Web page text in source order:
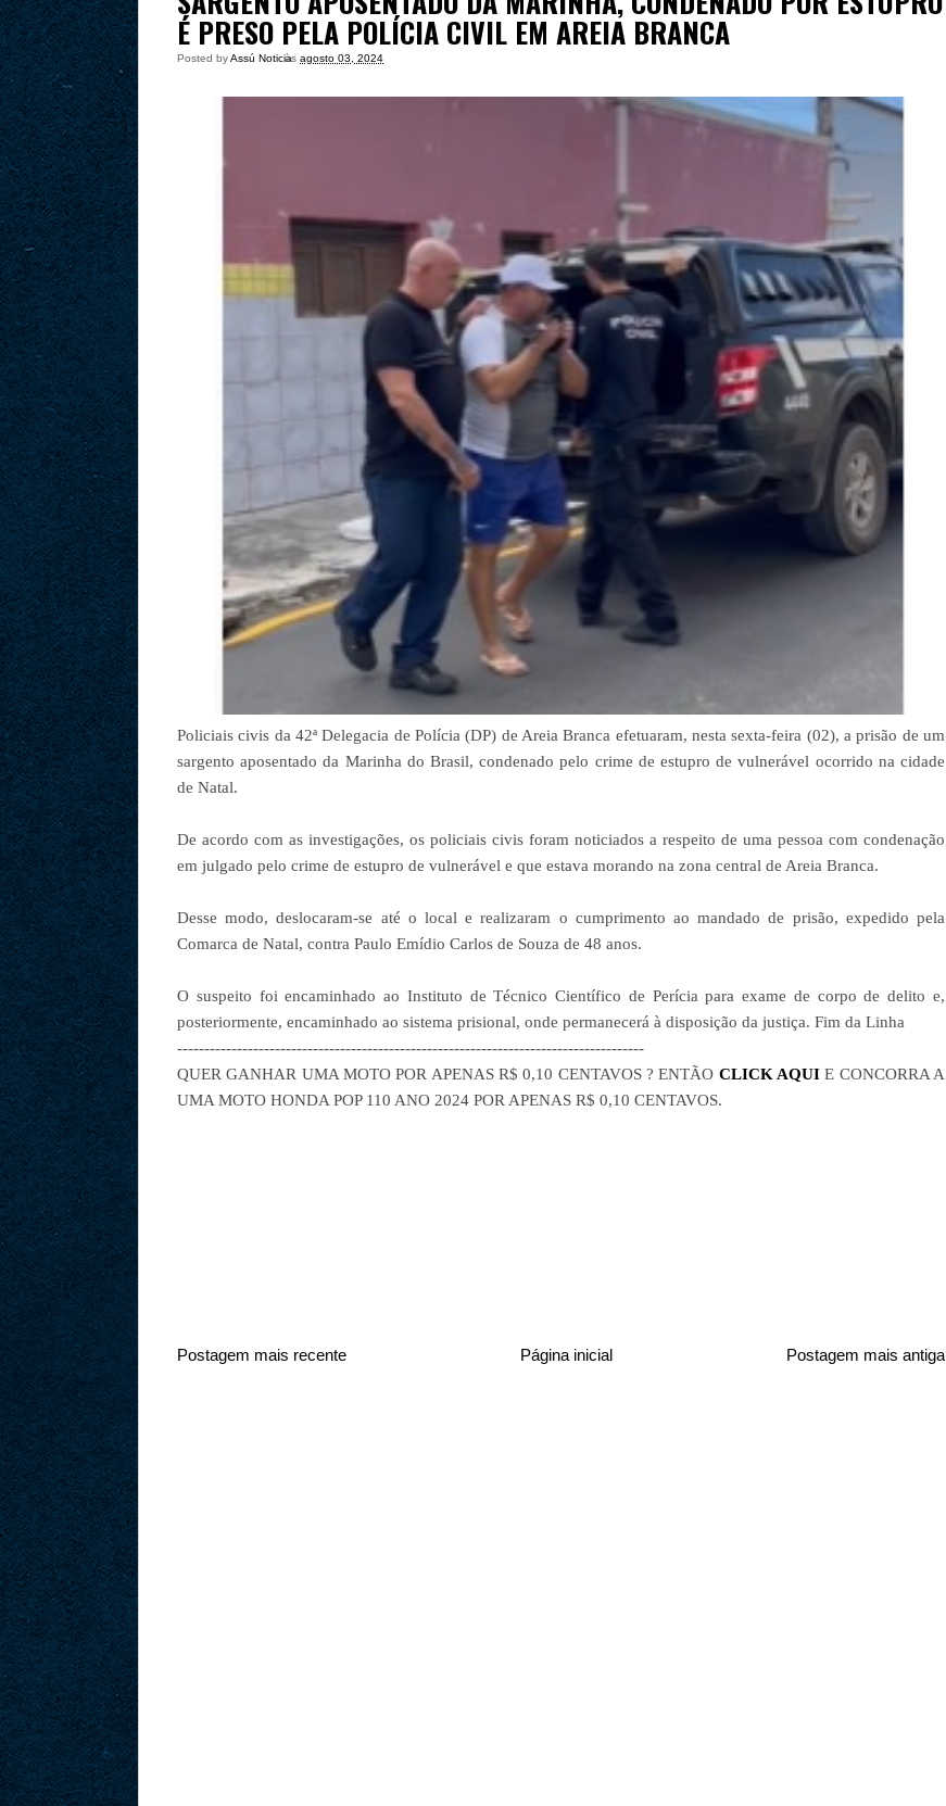
É PRESO PELA POLÍCIA CIVIL EM AREIA BRANCA
Posted byAssú Noticia
às agosto 03, 2024
Policiais civis da 42ª Delegacia de Polícia (DP) de Areia Branca efetuaram, nesta sexta-feira (02), a prisão de um
sargento aposentado da Marinha do Brasil, condenado pelo crime de estupro de vulnerável ocorrido na cidade
de Natal.
De acordo com as investigações, os policiais civis foram noticiados a respeito de uma pessoa com condenação
em julgado pelo crime de estupro de vulnerável e que estava morando na zona central de Areia Branca.
Desse modo, deslocaram-se até o local e realizaram o cumprimento ao mandado de prisão, expedido pela
Comarca de Natal, contra Paulo Emídio Carlos de Souza de 48 anos.
O suspeito foi encaminhado ao Instituto de Técnico Científico de Perícia para exame de corpo de delito e,
posteriormente, encaminhado ao sistema prisional, onde permanecerá à disposição da justiça. Fim da Linha
--------------------------------------------------------------------------------------
QUER GANHAR UMA MOTO POR APENAS R$ 0,10 CENTAVOS ? ENTÃO CLICK AQUI E CONCORRA A
UMA MOTO HONDA POP 110 ANO 2024 POR APENAS R$ 0,10 CENTAVOS.
Postagem mais recente Postagem mais antiga
Página inicial